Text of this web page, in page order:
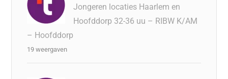
Jongeren locaties Haarlem en
Hoofddorp 32-36 uu – RIBW K/AM
– Hoofddorp
19 weergaven